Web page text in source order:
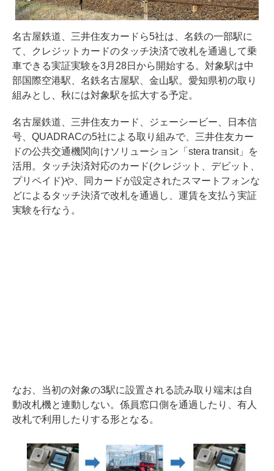
名古屋鉄道、三井住友カードら5社は、名鉄の一部駅に
て、クレジットカードのタッチ決済で改札を通過して乗
車できる実証実験を3月28日から開始する。対象駅は中
部国際空港駅、名鉄名古屋駅、金山駅。愛知県初の取り
組みとし、秋には対象駅を拡大する予定。
名古屋鉄道、三井住友カード、ジェーシービー、日本信
号、QUADRACの5社による取り組みで、三井住友カー
ドの公共交通機関向けソリューション「stera transit」を
活用。タッチ決済対応のカード(クレジット、デビット、
プリペイド)や、同カードが設定されたスマートフォンな
どによるタッチ決済で改札を通過し、運賃を支払う実証
実験を行なう。
なお、当初の対象の3駅に設置される読み取り端末は自
動改札機と連動しない。係員窓口側を通過したり、有人
改札で利用したりする形となる。